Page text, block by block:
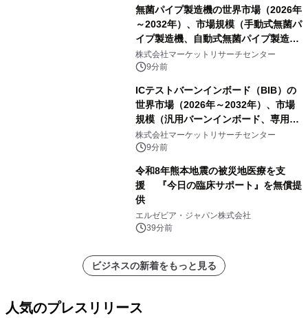
無菌パイプ製造機の世界市場（2026年
～2032年）、市場規模（手動式無菌パ
イプ製造機、自動式無菌パイプ製造
機）・分析レポートを発表
株式会社マーケットリサーチセンター
9分前
ICテストバーンインボード（BIB）の
世界市場（2026年～2032年）、市場
規模（汎用バーンインボード、専用バ
ーンインボード）・分析レポートを発
表
株式会社マーケットリサーチセンター
9分前
令和8年熊本地震の被災地医療を支
援 『今日の臨床サポート』を無償提
供
エルゼビア・ジャパン株式会社
39分前
ビジネスの新着をもっと見る
人気のプレスリリース